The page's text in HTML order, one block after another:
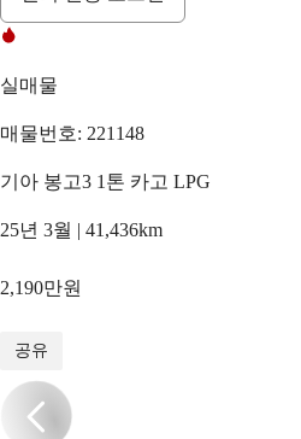
실매물
매물번호: 221148
기아 봉고3 1톤 카고 LPG
25년 3월 | 41,436km
2,190만원
공유
/18